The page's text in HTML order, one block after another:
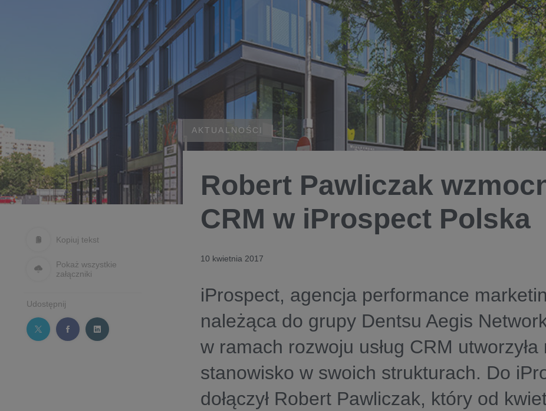
Kopiuj tekst
Pokaż wszystkie
załączniki
Udostępnij
AKTUALNOŚCI
Robert Pawliczak
CRM w iProspect Polska
10 kwietnia 2017
iProspect, agencja performance
należąca do grupy Dentsu Aegis
w ramach rozwoju usług CRM utworzyła
stanowisko w swoich strukturach. Do
dołączył Robert Pawliczak, który od